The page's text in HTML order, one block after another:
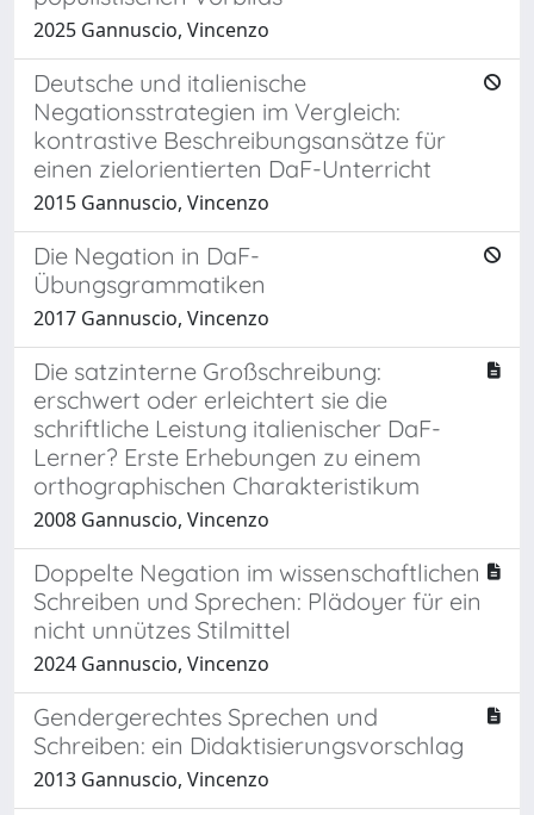
2025 Gannuscio, Vincenzo
Deutsche und italienische
Negationsstrategien im Vergleich:
kontrastive Beschreibungsansätze für
einen zielorientierten DaF-Unterricht
2015 Gannuscio, Vincenzo
Die Negation in DaF-
Übungsgrammatiken
2017 Gannuscio, Vincenzo
Die satzinterne Großschreibung:
erschwert oder erleichtert sie die
schriftliche Leistung italienischer DaF-
Lerner? Erste Erhebungen zu einem
orthographischen Charakteristikum
2008 Gannuscio, Vincenzo
Doppelte Negation im wissenschaftlichen
Schreiben und Sprechen: Plädoyer für ein
nicht unnützes Stilmittel
2024 Gannuscio, Vincenzo
Gendergerechtes Sprechen und
Schreiben: ein Didaktisierungsvorschlag
2013 Gannuscio, Vincenzo